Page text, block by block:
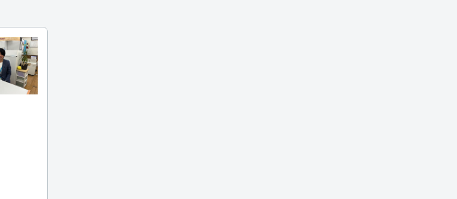
いました。本日もスタッフ全員で元気いっぱいに営業致します！皆様の
す！皆さまのご来店を心よりお待ちしております♪ #ハウスコム #藤沢店